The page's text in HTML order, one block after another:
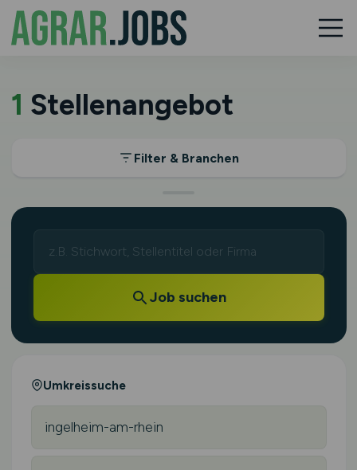
1 Stellenangebot
Filter & Branchen
Job suchen
Umkreissuche